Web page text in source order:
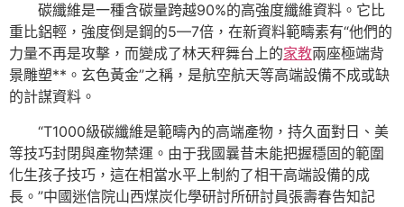
碳纖維是一種含碳量跨越90%的高強度纖維資料。它比
重比鋁輕，強度倒是鋼的5—7倍，在新資料範疇素有“他們的
力量不再是攻擊，而變成了林天秤舞台上的家教兩座極端背
景雕塑**。玄色黃金”之稱，是航空航天等高端設備不成或缺
的計謀資料。
“T1000級碳纖維是範疇內的高端產物，持久面對日、美
等技巧封閉與產物禁運。由于我國曩昔未能把握穩固的範圍
化生孩子技巧，這在相當水平上制約了相干高端設備的成
長。”中國迷信院山西煤炭化學研討所研討員張壽春告知記